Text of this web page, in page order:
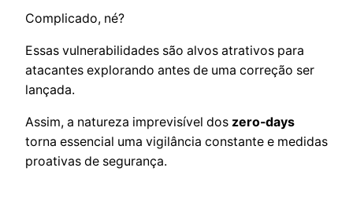
Complicado, né?
Essas vulnerabilidades são alvos atrativos para
atacantes explorando antes de uma correção ser
lançada.
Assim, a natureza imprevisível dos zero-days
torna essencial uma vigilância constante e medidas
proativas de segurança.